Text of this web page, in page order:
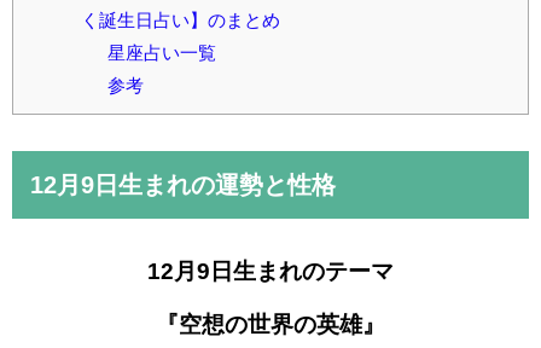
く誕生日占い】のまとめ
星座占い一覧
参考
12月9日 生まれの運勢と性格
12月9日生まれのテーマ
『空想の世界の英雄』